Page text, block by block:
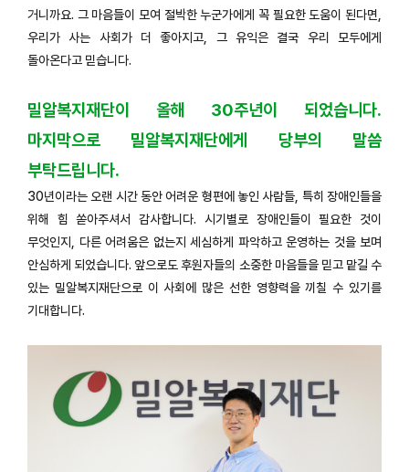
거니까요. 그 마음들이 모여 절박한 누군가에게 꼭 필요한 도움이 된다면,
우리가 사는 사회가 더 좋아지고, 그 유익은 결국 우리 모두에게
돌아온다고 믿습니다.
밀알복지재단이 올해 30주년이 되었습니다.
마지막으로 밀알복지재단에게 당부의 말씀
부탁드립니다.
30년이라는 오랜 시간 동안 어려운 형편에 놓인 사람들, 특히 장애인들을
위해 힘 쏟아주셔서 감사합니다. 시기별로 장애인들이 필요한 것이
무엇인지, 다른 어려움은 없는지 세심하게 파악하고 운영하는 것을 보며
안심하게 되었습니다. 앞으로도 후원자들의 소중한 마음들을 믿고 맡길 수
있는 밀알복지재단으로 이 사회에 많은 선한 영향력을 끼칠 수 있기를
기대합니다.